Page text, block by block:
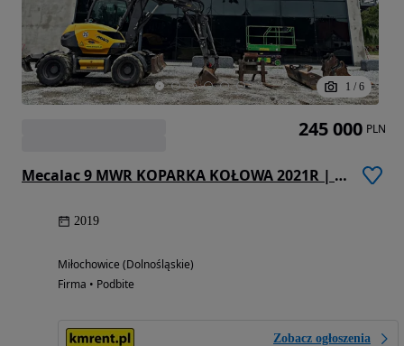
1 / 6
Mecalac 9 MWR KOPARKA KOŁOWA 2021R | 11 MWR, 15 MWR, KOMATSU PW 98, TEREX TW 95 110, WACKER NEUSON 100, YANMAR
2019
Miłochowice (Dolnośląskie)
Firma • Podbite
Zobacz ogłoszenia
245 000 PLN